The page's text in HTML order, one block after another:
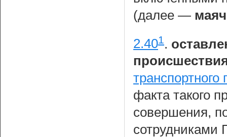
(далее —
2.401.
факта такого
совершения,
сотрудниками